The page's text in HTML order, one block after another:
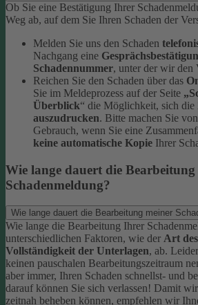
Ob Sie eine Bestätigung Ihrer
Weg ab, auf dem Sie Ihren Schaden der
Melden Sie uns den Schaden
Nachgang eine
Schadennummer, unter der wir den
Reichen Sie den Schaden über das
Sie im Meldeprozess auf der Seite
Überblick“ die Möglichkeit, sich die
auszudrucken. Bitte machen Sie
Gebrauch, wenn Sie eine
keine automatische Kopie Ihrer
Wie lange dauert die
Schadenmeldung?
Wie lange dauert die Bearbeitung meiner
Wie lange die Bearbeitung Ihrer
unterschiedlichen Faktoren, wie der Art
Vollständigkeit der Unterlagen, ab.
keinen pauschalen Bearbeitungszeitraum
aber immer, Ihren Schaden schnellst- und
darauf können Sie sich verlassen! Damit
zeitnah beheben können, empfehlen wir